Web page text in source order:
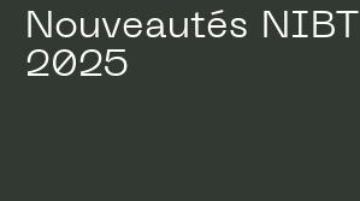
Nouveautés NIBT
2025